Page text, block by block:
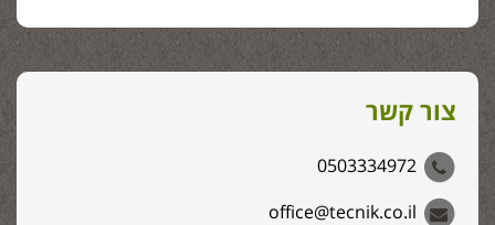
צור קשר
0503334972
office@tecnik.co.il